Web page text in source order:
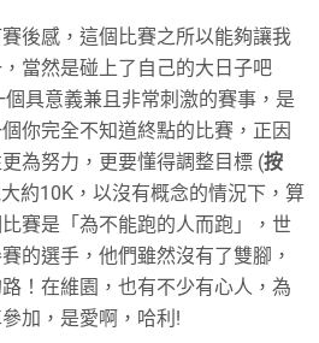
後感，這個比賽之所以能夠讓我
當然是碰上了自己的大日子吧
具意義兼且非常刺激的賽事，是
你完全不知道終點的比賽，正因
為努力，更要懂得調整目標 (按
約10K，以沒有概念的情況下，算
賽是「為不能跑的人而跑」，世
的選手，他們雖然沒有了雙腳，
！在維園，也有不少有心人，為
加，是愛啊，哈利!